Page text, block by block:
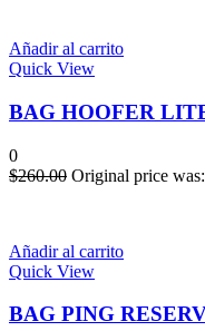
Añadir al carrito
Quick View
BAG HOOFER
0
$260.00 Original price
Añadir al carrito
Quick View
BAG PING